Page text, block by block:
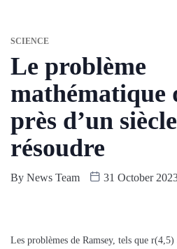
SCIENCE
Le problème
mathématique
près d’un
résoudre
By News Team 31 October
Les problèmes de Ramsey, tels que